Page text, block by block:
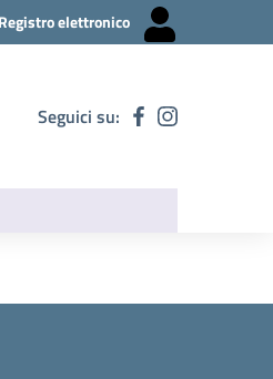
Registro elettronico
Seguici su: